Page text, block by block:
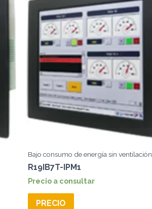
Bajo consumo de energía sin ventilación
R19IB7T-IPM1
Precio a consultar
PRECIO